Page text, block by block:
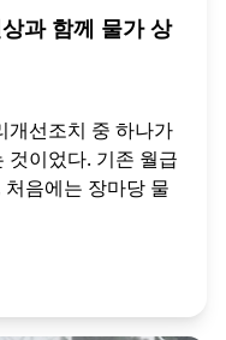
과 함께 물가 상
개선조치 중 하나가
것이었다. 기존 월급
음에는 장마당 물